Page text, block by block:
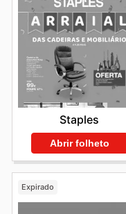
Staples
Abrir folheto
Expirado